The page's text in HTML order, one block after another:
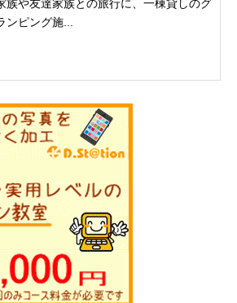
族や友達家族との旅行に、一棟貸しのグ
ンピング施...